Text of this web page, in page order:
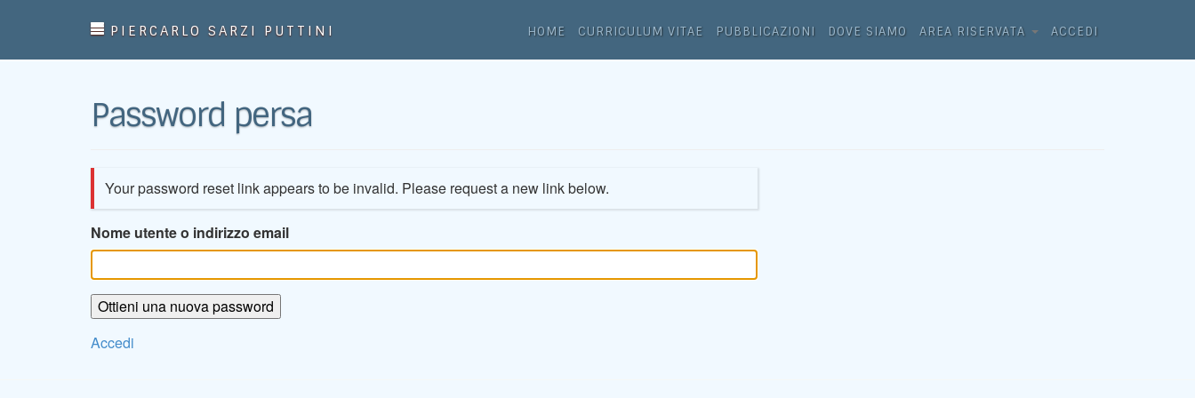
PIERCARLO SARZI PUTTINI HOME CURRICULUM VITAE PUBBLICAZIONI DOVE SIAMO AREA RISERVATA ACCEDI
Password persa
Your password reset link appears to be invalid. Please request a new link below.
Nome utente o indirizzo email
Ottieni una nuova password
Accedi